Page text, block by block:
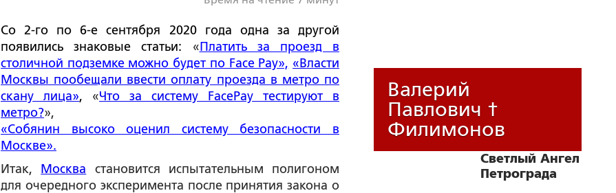
Со 2-го по 6-е сентября 2020 года одна за другой
появились знаковые статьи: « Платить за проезд в
столичной подземке можно будет по Face Pay», «Власти
Москвы пообещали ввести оплату проезда в метро по
скану лица», «Что за систему FacePay тестируют в
метро?»,
«Собянин высоко оценил систему безопасности в
Москве».
Итак,
Москва становится испытательным полигоном
для очередного эксперимента после принятия закона о
Валерий
Павлович †
Филимонов
Светлый Ангел
Петрограда